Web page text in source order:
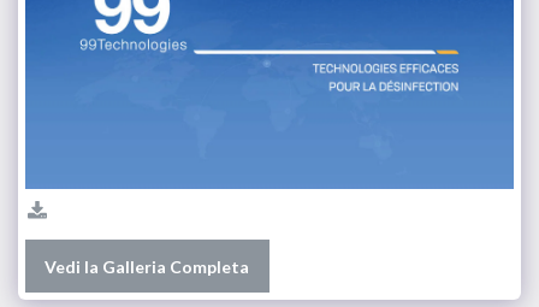
Vedi la Galleria Completa